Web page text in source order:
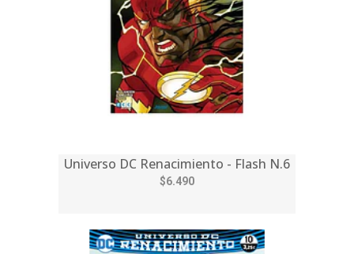
Universo DC Renacimiento - Flash N.6
$6.490